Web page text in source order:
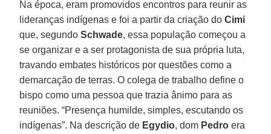
Na época, eram promovidos encontros para reunir as
lideranças indígenas e foi a partir da criação doCimi
que, segundoSchwade, essa população começou a
se organizar e a ser protagonista de sua própria luta,
travando embates históricos por questões como a
demarcação de terras. O colega de trabalho define o
bispo como uma pessoa que trazia ânimo para as
reuniões. “Presença humilde, simples, escutando os
indígenas”. Na descrição de Egydio, dom Pedro era